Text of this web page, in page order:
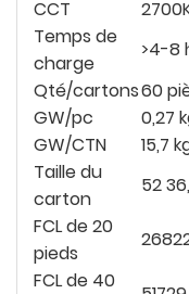
CCT
Temps de
charge
>4-8
Qté/cartons60
GW/pc
0,27
GW/CTN
15,7
Taille du
carton
52
FCL de 20
pieds
FCL de 40